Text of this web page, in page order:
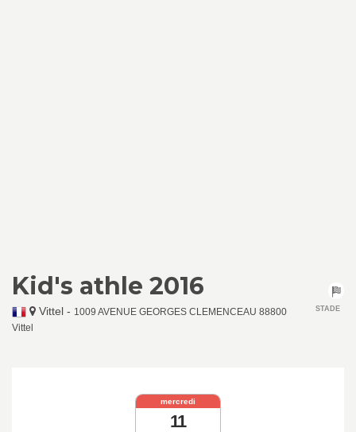
Kid's athle 2016
Vittel - 1009 AVENUE GEORGES CLEMENCEAU 88800
Vittel
STADE
mercredi
11